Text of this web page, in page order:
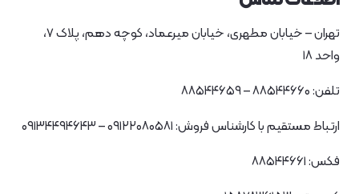
تهران – خیابان مطهری، خیابان میرعماد، کوچه دهم، پلاک ۷،
واحد ۱۸
تلفن: ۸۸۵۴۴۶۶۰ – ۸۸۵۴۴۶۵۹
ارتباط مستقیم با کارشناس فروش: ۰۹۱۲۲۰۸۰۵۸۱ – ۰۹۱۳۴۴۹۴۶۴۳
فکس: ۸۸۵۴۴۶۶۱